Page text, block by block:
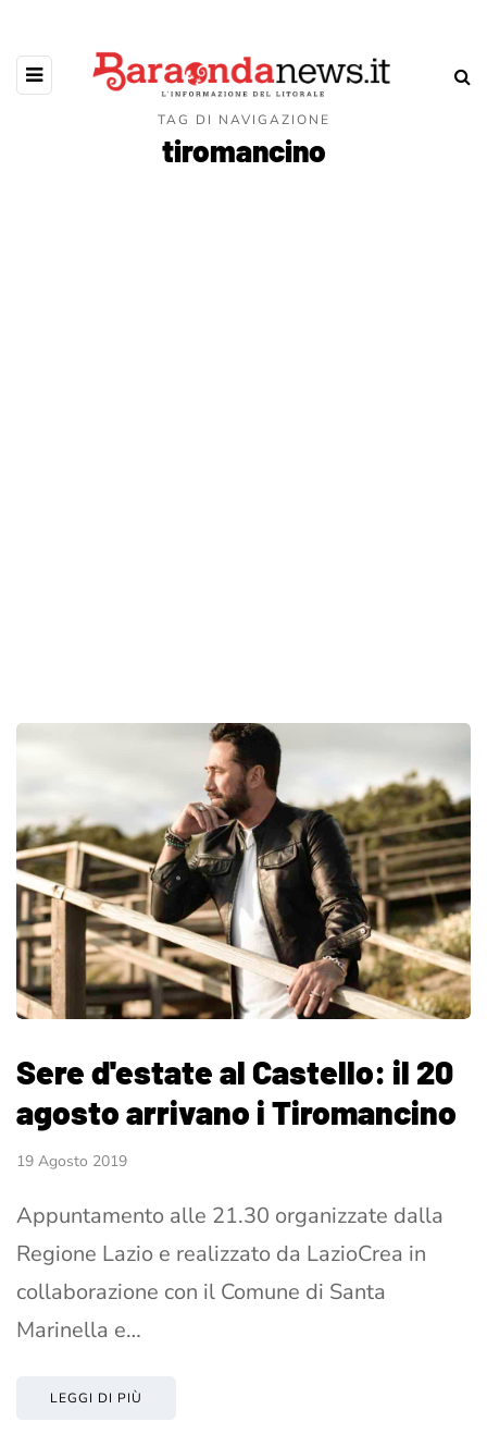
TAG DI NAVIGAZIONE
tiromancino
Sere d'estate al Castello: il 20
agosto arrivano i Tiromancino
19 Agosto 2019
Appuntamento alle 21.30 organizzate dalla
Regione Lazio e realizzato da LazioCrea in
collaborazione con il Comune di Santa
Marinella e…
LEGGI DI PIÙ